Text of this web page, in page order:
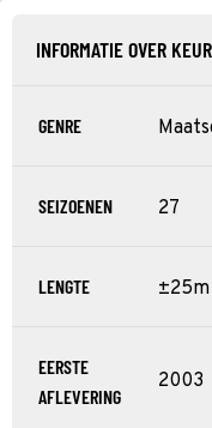
INFORMATIE OVER
GENRE
SEIZOENEN 27
LENGTE ±25m
EERSTE
AFLEVERING
2003